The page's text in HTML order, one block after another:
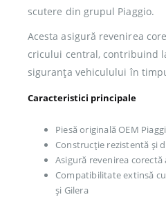
scutere din grupul Piaggio.
Acesta asigură revenirea
cricului central, contribuind
siguranța vehiculului în
Caracteristici principale
Piesă originală OEM
Construcție rezistentă și
Asigură revenirea
Compatibilitate extinsă
și Gilera